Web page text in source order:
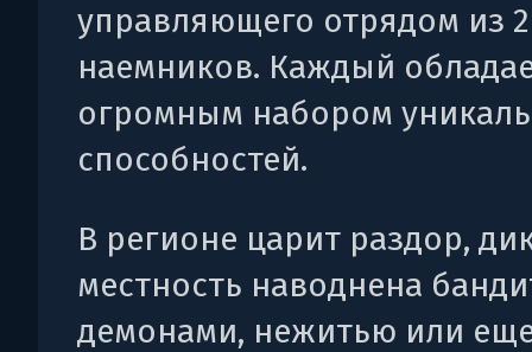
управляющего отрядом из
наемников. Каждый
огромным набором
способностей.
В регионе царит раздор,
местность наводнена
демонами, нежитью или